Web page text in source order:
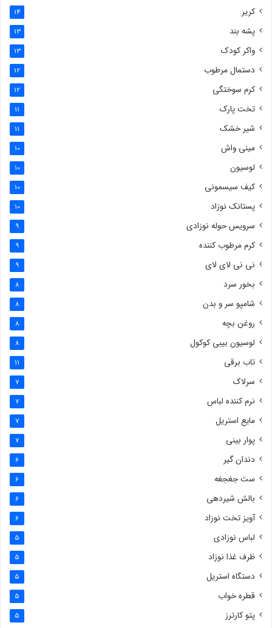
کریر 14
پشه بند 13
واکر کودک 13
دستمال مرطوب 12
کرم سوختگی 12
تخت پارک 11
شیر خشک 11
مینی واش 10
لوسیون 10
کیف سیسمونی 10
پستانک نوزاد 10
سرویس حوله نوزادی 9
کرم مرطوب کننده 9
نی نی لای لای 9
بخور سرد 8
شامپو سر و بدن 8
روغن بچه 8
لوسیون بیبی کوکول 8
تاب برقی 11
سرلاک 7
نرم کننده لباس 7
مایع استریل 7
پوار بینی 7
دندان گیر 6
ست جغجغه 6
بالش شیردهی 6
آویز تخت نوزاد 6
لباس نوزادی 5
ظرف غذا نوزاد 5
دستگاه استریل 5
قطره خواب 5
پتو کارترز 5